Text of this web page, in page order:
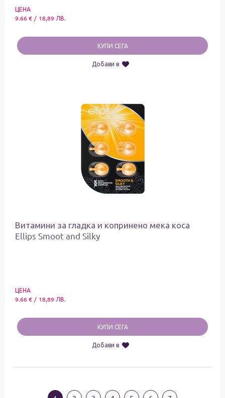
ЦЕНА
9.66€ / 18,89 ЛВ.
КУПИ СЕГА
Добави в
Витамини за гладка и копринено мека коса
Ellips Smoot and Silky
ЦЕНА
9.66€ / 18,89 ЛВ.
КУПИ СЕГА
Добави в